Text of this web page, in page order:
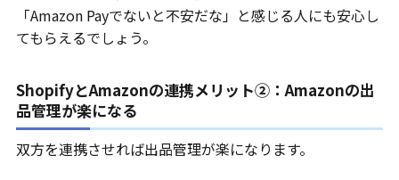
「Amazon Payでないと不安だな」と感じる人にも安心し
てもらえるでしょう。
ShopifyとAmazonの連携メリット②：Amazonの出
品管理が楽になる
双方を連携させれば出品管理が楽になります。